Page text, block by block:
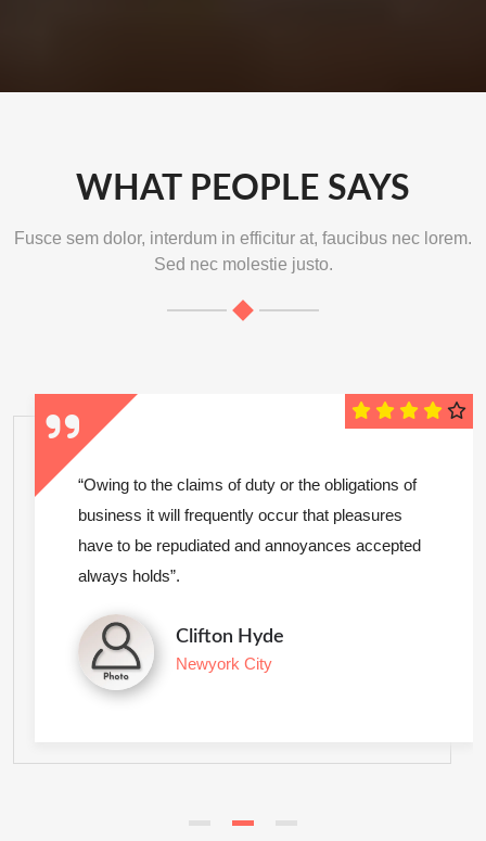
WHAT PEOPLE SAYS
Fusce sem dolor, interdum in efficitur at, faucibus nec lorem.
Sed nec molestie justo.
“Owing to the claims of duty or the obligations of
business it will frequently occur that pleasures
have to be repudiated and annoyances accepted
always holds”.
Clifton Hyde
Newyork City